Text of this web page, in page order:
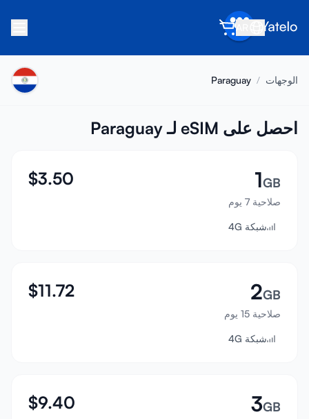
عن Yatelo
أحل صديقاً
كن شريكاً
مركز المساعدة
توافق الأجهزة
تسجيل الدخول
الوجهات /
Paraguay
احصل على eSIM لـ Paraguay
1GB
صلاحية 7 يوم
$3.50
شبكة 4G
2GB
صلاحية 15 يوم
$11.72
شبكة 4G
3GB
$9.40